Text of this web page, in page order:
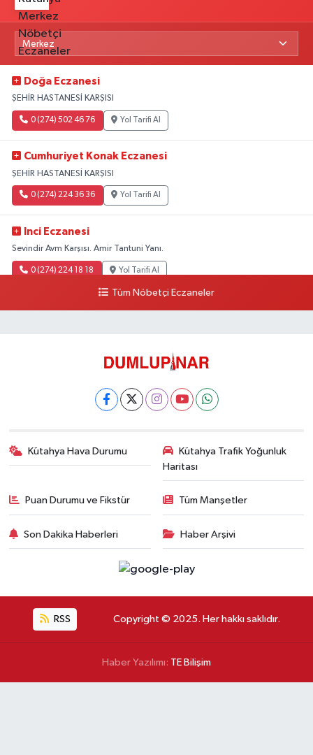
Doğa Eczanesi
ŞEHİR HASTANESİ KARŞISI
0 (274) 502 46 76 Yol Tarifi Al
Cumhuriyet Konak Eczanesi
ŞEHİR HASTANESİ KARŞISI
0 (274) 224 36 36 Yol Tarifi Al
Inci Eczanesi
Sevindir Avm Karşısı. Amir Tantuni Yanı.
0 (274) 224 18 18 Yol Tarifi Al
Tüm Nöbetçi Eczaneler
Kütahya Hava Durumu
Kütahya Trafik Yoğunluk
Haritası
Puan Durumu ve Fikstür Tüm Manşetler
Son Dakika Haberleri Haber Arşivi
RSS Copyright © 2025. Her hakkı saklıdır.
Haber Yazılımı: TE Bilişim